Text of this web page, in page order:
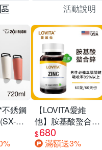
活動說明
銹鋼
【LOVITA愛維
他】胺基酸螯合鋅
x2瓶30mg素食錠
(鋅錠)
$680
滿額送3%